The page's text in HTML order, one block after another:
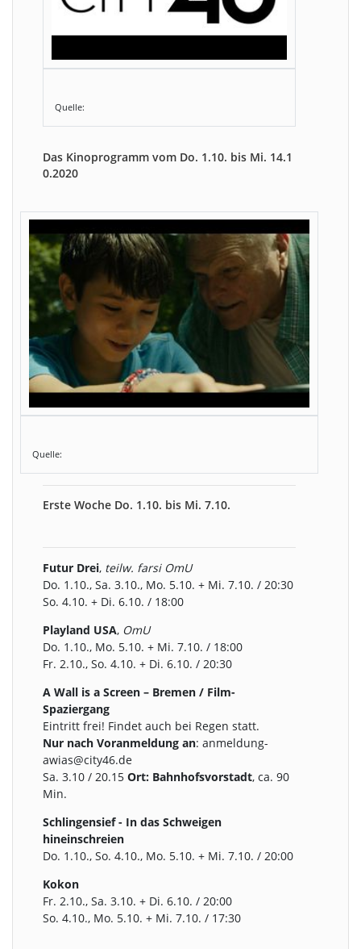
Quelle:
Das Kinoprogramm vom Do. 1.10. bis Mi. 14.1
0.2020
Quelle:
Erste Woche Do. 1.10. bis Mi. 7.10.
Futur Drei, teilw. farsi OmU
Do. 1.10., Sa. 3.10., Mo. 5.10. + Mi. 7.10. / 20:30
So. 4.10. + Di. 6.10. / 18:00
Playland USA, OmU
Do. 1.10., Mo. 5.10. + Mi. 7.10. / 18:00
Fr. 2.10., So. 4.10. + Di. 6.10. / 20:30
A Wall is a Screen – Bremen / Film-
Spaziergang
Eintritt frei! Findet auch bei Regen statt.
Nur nach Voranmeldung an: anmeldung-
awias@city46.de
Sa. 3.10 / 20.15Ort: Bahnhofsvorstadt, ca. 90
Min.
Schlingensief - In das Schweigen
hineinschreien
Do. 1.10., So. 4.10., Mo. 5.10. + Mi. 7.10. / 20:00
Kokon
Fr. 2.10., Sa. 3.10. + Di. 6.10. / 20:00
So. 4.10., Mo. 5.10. + Mi. 7.10. / 17:30